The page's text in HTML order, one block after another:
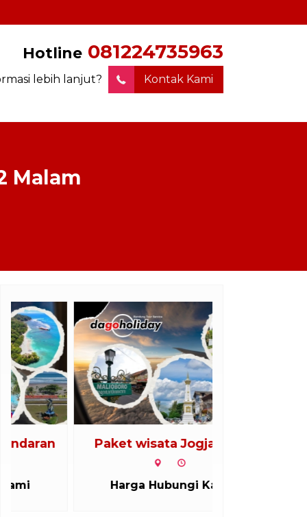
Hotline 081224735963
lebih lanjut? Kontak Kami
Malam
Paket wisata Jogjakarta
Harga Hubungi Kami